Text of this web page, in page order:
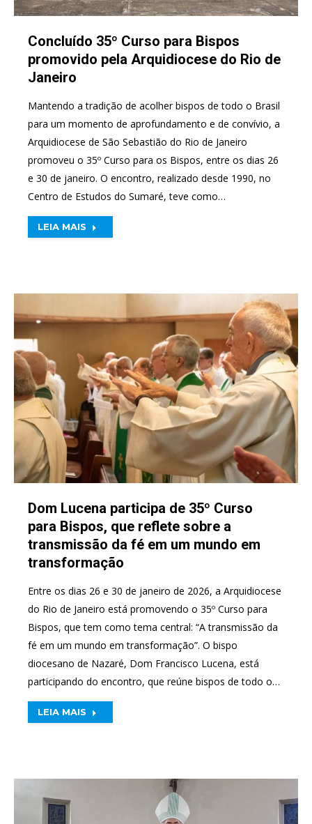
Concluído 35º Curso para Bispos
promovido pela Arquidiocese do Rio de
Janeiro
Mantendo a tradição de acolher bispos de todo o Brasil
para um momento de aprofundamento e de convívio, a
Arquidiocese de São Sebastião do Rio de Janeiro
promoveu o 35º Curso para os Bispos, entre os dias 26
e 30 de janeiro. O encontro, realizado desde 1990, no
Centro de Estudos do Sumaré, teve como…
LEIA MAIS
Dom Lucena participa de 35º Curso
para Bispos, que reflete sobre a
transmissão da fé em um mundo em
transformação
Entre os dias 26 e 30 de janeiro de 2026, a Arquidiocese
do Rio de Janeiro está promovendo o 35º Curso para
Bispos, que tem como tema central: “A transmissão da
fé em um mundo em transformação”. O bispo
diocesano de Nazaré, Dom Francisco Lucena, está
participando do encontro, que reúne bispos de todo o…
LEIA MAIS